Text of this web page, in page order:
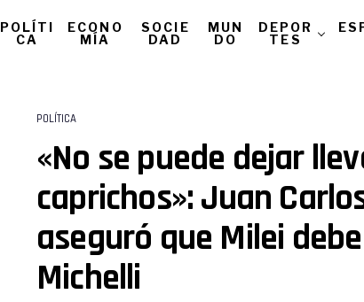
POLÍTI
CA
ECONO
MÍA
SOCIE
DAD
MUN
DO
DEPOR
TES
POLÍTICA
«No se puede dejar
caprichos»: Juan
aseguró que Milei
Michelli